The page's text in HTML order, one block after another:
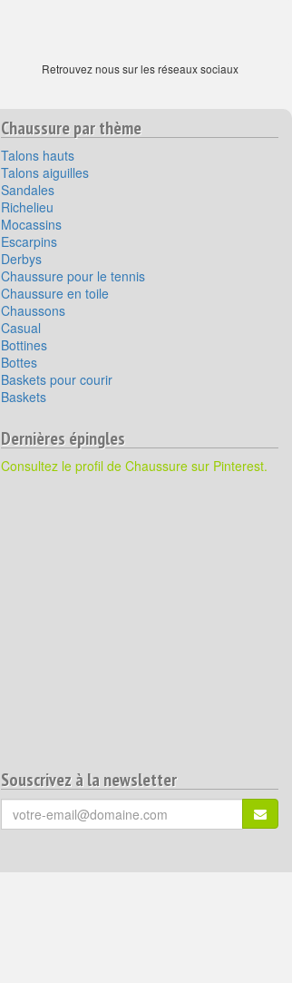
Chaussure par thème
Talons hauts
Talons aiguilles
Sandales
Richelieu
Mocassins
Escarpins
Derbys
Chaussure pour le tennis
Chaussure en toile
Chaussons
Casual
Bottines
Bottes
Baskets pour courir
Baskets
Dernières épingles
Consultez le profil de Chaussure sur Pinterest.
Souscrivez à la newsletter
Votre
email
Retrouvez nous sur les réseaux sociaux